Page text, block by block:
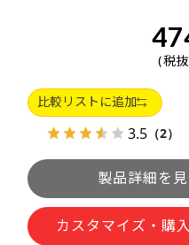
税抜
比較リストに追加
3.5 （2）
カスタマイズ・購